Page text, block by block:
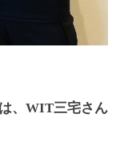
、WIT三宅さん